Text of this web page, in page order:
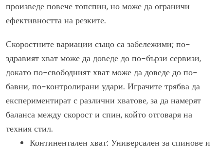
произведе повече топспин, но може да ограничи
ефективността на резките.
Скоростните вариации също са забележими; по-
здравият хват може да доведе до по-бързи сервизи,
докато по-свободният хват може да доведе до по-
бавни, по-контролирани удари. Играчите трябва да
експериментират с различни хватове, за да намерят
баланса между скорост и спин, който отговаря на
техния стил.
Континентален хват: Универсален за спинове и